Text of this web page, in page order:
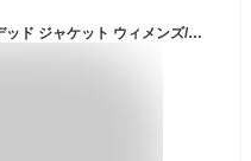
[マムート] マサオ ハードシェル フーデッド ジャケット ウィメンズ/Masao HS Hooded Jacket Women 1010-26510 black M